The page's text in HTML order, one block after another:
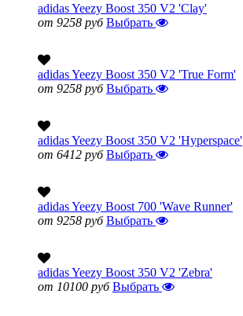
adidas Yeezy Boost 350 V2 'Clay'
от 9258 руб Выбрать
adidas Yeezy Boost 350 V2 'True Form'
от 9258 руб Выбрать
adidas Yeezy Boost 350 V2 'Hyperspace'
от 6412 руб Выбрать
adidas Yeezy Boost 700 'Wave Runner'
от 9258 руб Выбрать
adidas Yeezy Boost 350 V2 'Zebra'
от 10100 руб Выбрать